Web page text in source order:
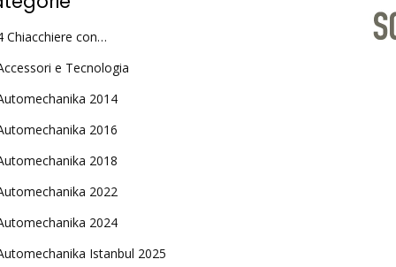
Chiacchiere con…
e Tecnologia
2014
2016
2018
2022
2024
Istanbul 2025